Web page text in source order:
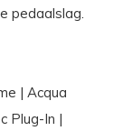
pedaalslag.
| Acqua
Plug-In |